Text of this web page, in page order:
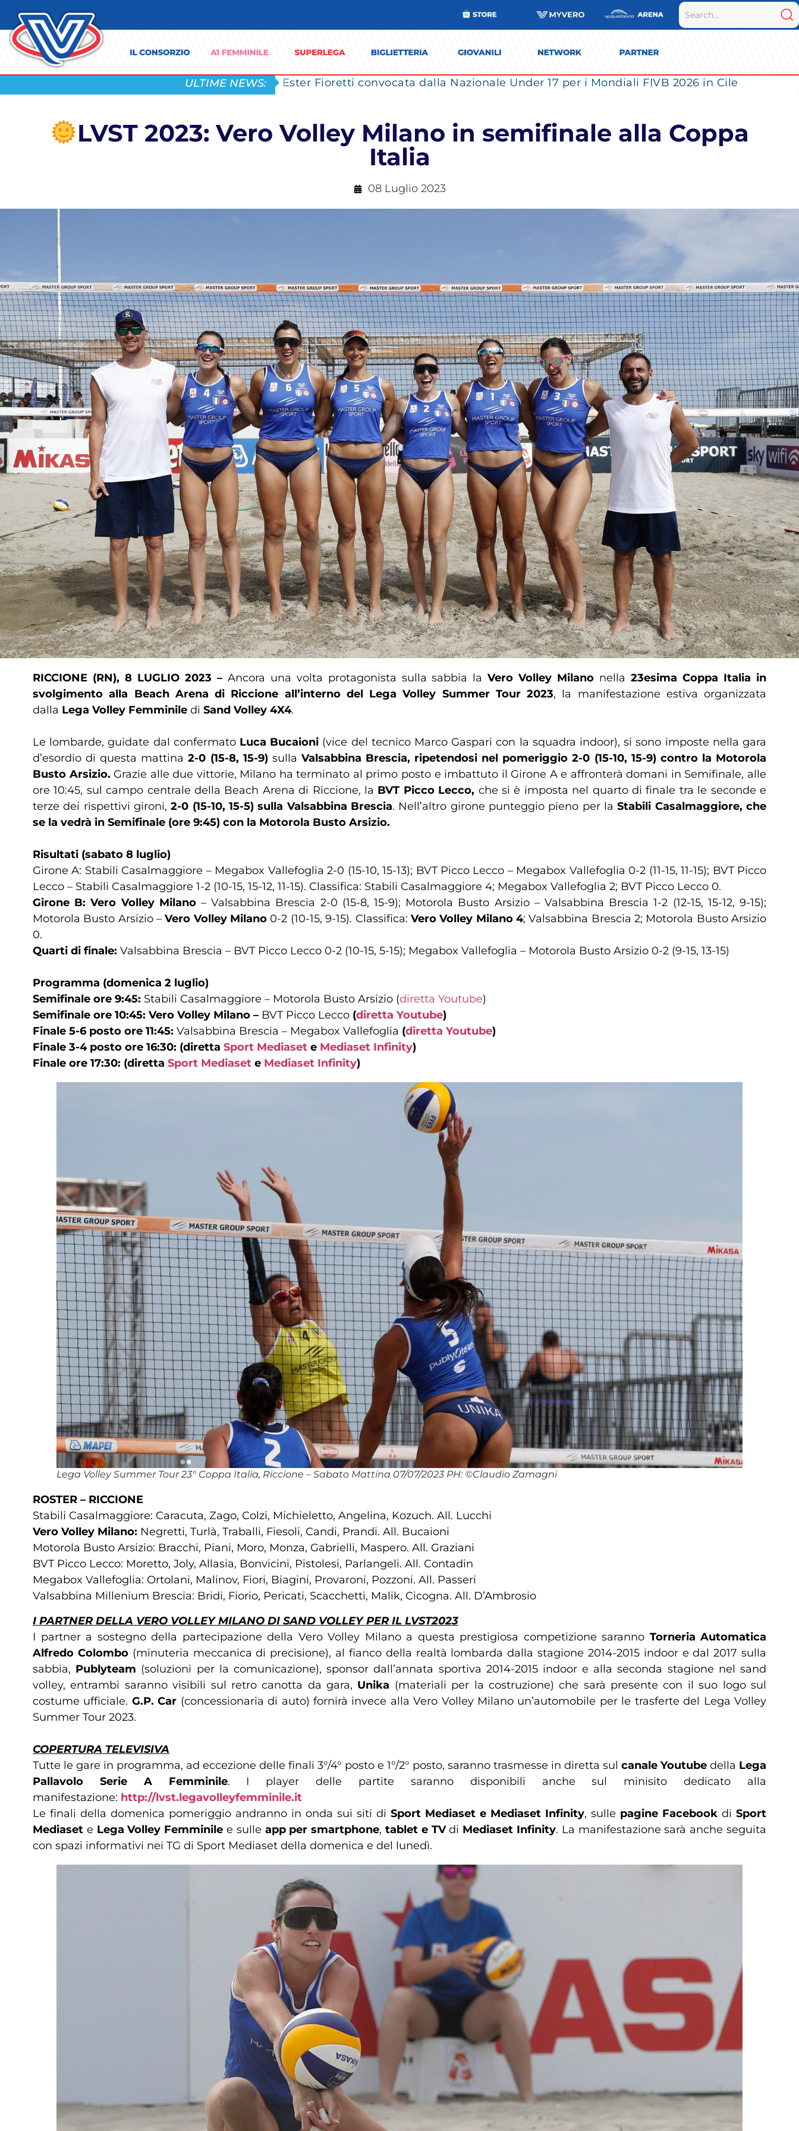
ULTIME NEWS: Ester Fioretti convocata dalla Nazionale Under 17 per i Mondiali FIVB 2026 in Cile
LVST 2023: Vero Volley Milano in semifinale alla Coppa
Italia
08 Luglio 2023
RICCIONE (RN), 8 LUGLIO 2023 –Ancora una volta protagonista sulla sabbia la Vero Volley Milano nella23esima Coppa Italia in
svolgimento alla Beach Arena di Riccione all’interno del Lega Volley Summer Tour 2023, la manifestazione estiva organizzata
dalla Lega Volley Femminile di Sand Volley 4X4.
Le lombarde, guidate dal confermato Luca Bucaioni (vice del tecnico Marco Gaspari con la squadra indoor), si sono imposte nella gara
d’esordio di questa mattina2-0 (15-8, 15-9)sulla Valsabbina Brescia, ripetendosi nel pomeriggio 2-0 (15-10, 15-9) contro la Motorola
Busto Arsizio. Grazie alle due vittorie, Milano ha terminato al primo posto e imbattuto il Girone A e affronterà domani in Semifinale, alle
ore 10:45, sul campo centrale della Beach Arena di Riccione, la BVT Picco Lecco, che si è imposta nel quarto di finale tra le seconde e
terze dei rispettivi gironi,2-0 (15-10, 15-5) sulla Valsabbina Brescia. Nell’altro girone punteggio pieno per laStabili Casalmaggiore, che
se la vedrà in Semifinale (ore 9:45) con la Motorola Busto Arsizio.
Risultati (sabato 8 luglio)
Girone A: Stabili Casalmaggiore – Megabox Vallefoglia 2-0 (15-10, 15-13); BVT Picco Lecco – Megabox Vallefoglia 0-2 (11-15, 11-15); BVT Picco
Lecco – Stabili Casalmaggiore 1-2 (10-15, 15-12, 11-15). Classifica: Stabili Casalmaggiore 4; Megabox Vallefoglia 2; BVT Picco Lecco 0.
Girone B: Vero Volley Milano– Valsabbina Brescia 2-0 (15-8, 15-9); Motorola Busto Arsizio – Valsabbina Brescia 1-2 (12-15, 15-12, 9-15);
Motorola Busto Arsizio –Vero Volley Milano 0-2 (10-15, 9-15). Classifica: Vero Volley Milano 4; Valsabbina Brescia 2; Motorola Busto Arsizio
0.
Quarti di finale: Valsabbina Brescia – BVT Picco Lecco 0-2 (10-15, 5-15); Megabox Vallefoglia – Motorola Busto Arsizio 0-2 (9-15, 13-15)
Programma (domenica 2 luglio)
Semifinale ore 9:45: Stabili Casalmaggiore – Motorola Busto Arsizio (diretta Youtube)
Semifinale ore 10:45: Vero Volley Milano – BVT Picco Lecco (diretta Youtube)
Finale 5-6 posto ore 11:45: Valsabbina Brescia – Megabox Vallefoglia (diretta Youtube)
Finale 3-4 posto ore 16:30: (diretta Sport Mediaset e Mediaset Infinity)
Finale ore 17:30: (diretta Sport Mediaset e Mediaset Infinity)
Lega Volley Summer Tour 23° Coppa Italia, Riccione – Sabato Mattina 07/07/2023 PH: ©Claudio Zamagni
ROSTER – RICCIONE
Stabili Casalmaggiore: Caracuta, Zago, Colzi, Michieletto, Angelina, Kozuch. All. Lucchi
Vero Volley Milano: Negretti, Turlà, Traballi, Fiesoli, Candi, Prandi. All. Bucaioni
Motorola Busto Arsizio: Bracchi, Piani, Moro, Monza, Gabrielli, Maspero. All. Graziani
BVT Picco Lecco: Moretto, Joly, Allasia, Bonvicini, Pistolesi, Parlangeli. All. Contadin
Megabox Vallefoglia: Ortolani, Malinov, Fiori, Biagini, Provaroni, Pozzoni. All. Passeri
Valsabbina Millenium Brescia: Bridi, Fiorio, Pericati, Scacchetti, Malik, Cicogna. All. D’Ambrosio
I PARTNER DELLA VERO VOLLEY MILANO DI SAND VOLLEY PER IL LVST2023
I partner a sostegno della partecipazione della Vero Volley Milano a questa prestigiosa competizione saranno Torneria Automatica
Alfredo Colombo(minuteria meccanica di precisione), al fianco della realtà lombarda dalla stagione 2014-2015 indoor e dal 2017 sulla
sabbia, Publyteam (soluzioni per la comunicazione), sponsor dall’annata sportiva 2014-2015 indoor e alla seconda stagione nel sand
volley, entrambi saranno visibili sul retro canotta da gara, Unika (materiali per la costruzione) che sarà presente con il suo logo sul
costume ufficiale. G.P. Car (concessionaria di auto) fornirà invece alla Vero Volley Milano un’automobile per le trasferte del Lega Volley
Summer Tour 2023.
COPERTURA TELEVISIVA
Tutte le gare in programma, ad eccezione delle finali 3°/4° posto e 1°/2° posto, saranno trasmesse in diretta sul canale Youtube della Lega
Pallavolo Serie A Femminile. I player delle partite saranno disponibili anche sul minisito dedicato alla
manifestazione: http://lvst.legavolleyfemminile.it
Le finali della domenica pomeriggio andranno in onda sui siti di Sport Mediaset e Mediaset Infinity, sulle pagine Facebook di Sport
Mediaset e Lega Volley Femminile e sulle app per smartphone,tablet e TVdi Mediaset Infinity. La manifestazione sarà anche seguita
con spazi informativi nei TG di Sport Mediaset della domenica e del lunedì.